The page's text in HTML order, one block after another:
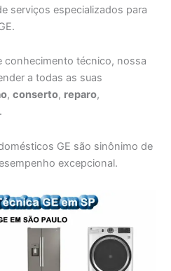
serviços especializados para
conhecimento técnico, nossa
a todas as suas
,conserto, reparo,
.
GE são sinônimo de
excepcional.